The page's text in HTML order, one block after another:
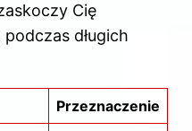
Cię
długich
Przeznaczenie